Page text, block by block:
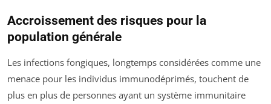
Accroissement des risques pour la
population générale
Les infections fongiques, longtemps considérées comme une
menace pour les individus immunodéprimés, touchent de
plus en plus de personnes ayant un système immunitaire